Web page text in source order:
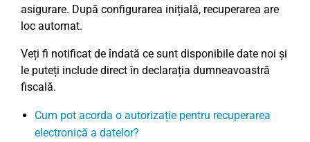
asigurare. După configurarea inițială, recuperarea are
loc automat.
Veți fi notificat de îndată ce sunt disponibile date noi și
le puteți include direct în declarația dumneavoastră
fiscală.
Cum pot acorda o autorizație pentru recuperarea
electronică a datelor?